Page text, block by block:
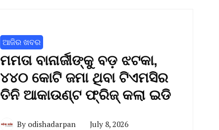
ଆଜିର ଖବର
ମମତା ବାନାର୍ଜୀଙ୍କୁ ବଡ଼ ଝଟକା,
୪୪୦ କୋଟି ଜମା ଥିବା ଟିଏମସିର
ତିନି ଆକାଉଣ୍ଟ ଫ୍ରିଜ୍ କଲା ଇଡି
By odishadarpan July 8, 2026